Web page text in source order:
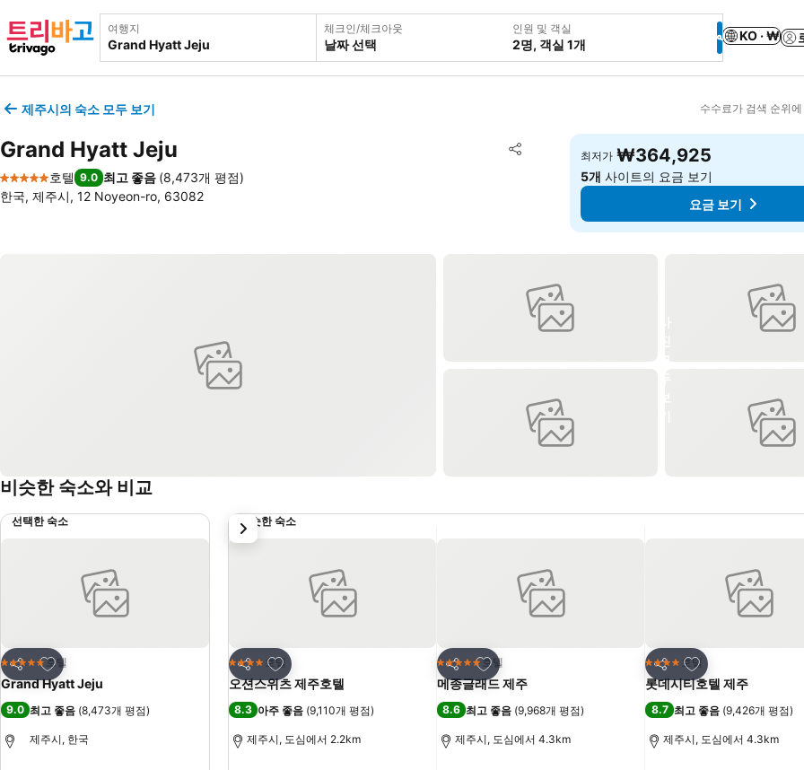
여행지 체크인/체크아웃
날짜 선택
인원 및 객실
2명, 객실 1개
KO · ₩
제주시의 숙소 모두 보기 수수료가 검색 순위
Grand Hyatt Jeju 공유
즐겨찾기에 추가
5 성급
호텔 9.0 최고 좋음 (8,473개 평점)
한국, 제주시, 12 Noyeon-ro, 63082
최저가 ₩364,925
5개 사이트의 요금 보기
요금 보기
비슷한 숙소와 비교
선택한 숙소
공유
즐겨찾기에 추가
5 성급 호텔
Grand Hyatt Jeju
9.0 최고 좋음 (8,473개 평점)
제주시, 한국
비슷한 숙소
공유
즐겨찾기에 추가
4 성급 호텔
오션스위츠 제주호텔
8.3 아주 좋음 (9,110개 평점)
제주시, 도심에서 2.2km
공유
즐겨찾기에 추가
5 성급 호텔
메종글래드 제주
8.6 최고 좋음 (9,968개 평점)
제주시, 도심에서 4.3km
공유
즐겨찾기에 추가
4 성급 호텔
롯데시티호텔 제주
8.7 최고 좋음 (9,426개 평점)
제주시, 도심에서 4.3km
다음